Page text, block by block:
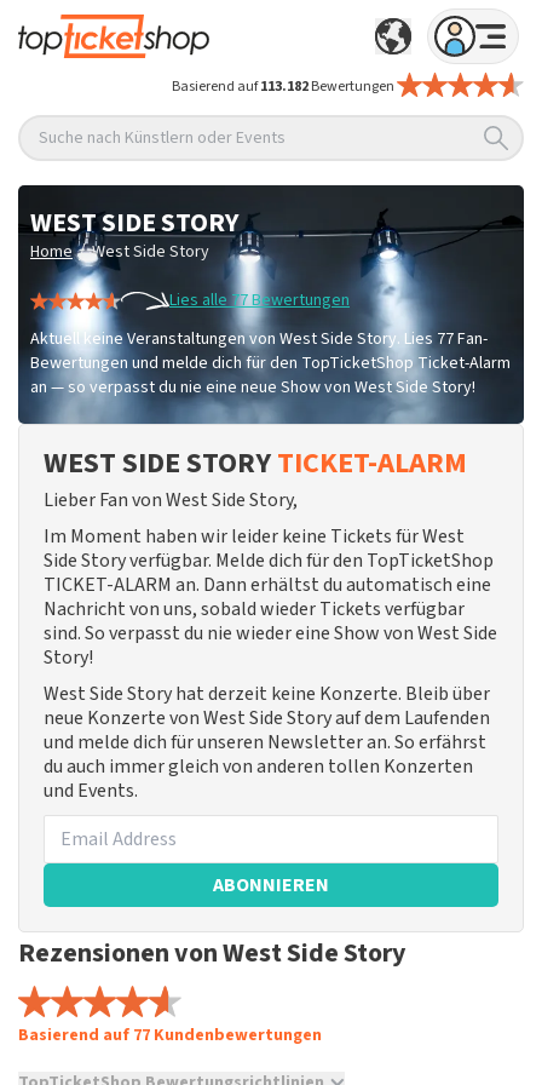
Basierend auf113.182Bewertungen
Suche nach Künstlern oder Events
WEST SIDE STORY
Home / West Side Story
Lies alle 77 Bewertungen
Aktuell keine Veranstaltungen von West Side Story. Lies 77 Fan-
Bewertungen und melde dich für den TopTicketShop Ticket-Alarm
an — so verpasst du nie eine neue Show von West Side Story!
WEST SIDE STORYTICKET-ALARM
Lieber Fan von West Side Story,
Im Moment haben wir leider keine Tickets für West
Side Story verfügbar. Melde dich für den TopTicketShop
TICKET-ALARM an. Dann erhältst du automatisch eine
Nachricht von uns, sobald wieder Tickets verfügbar
sind. So verpasst du nie wieder eine Show von West Side
Story!
West Side Story hat derzeit keine Konzerte. Bleib über
neue Konzerte von West Side Story auf dem Laufenden
und melde dich für unseren Newsletter an. So erfährst
du auch immer gleich von anderen tollen Konzerten
und Events.
ABONNIEREN
Rezensionen von West Side Story
Basierend auf 77 Kundenbewertungen